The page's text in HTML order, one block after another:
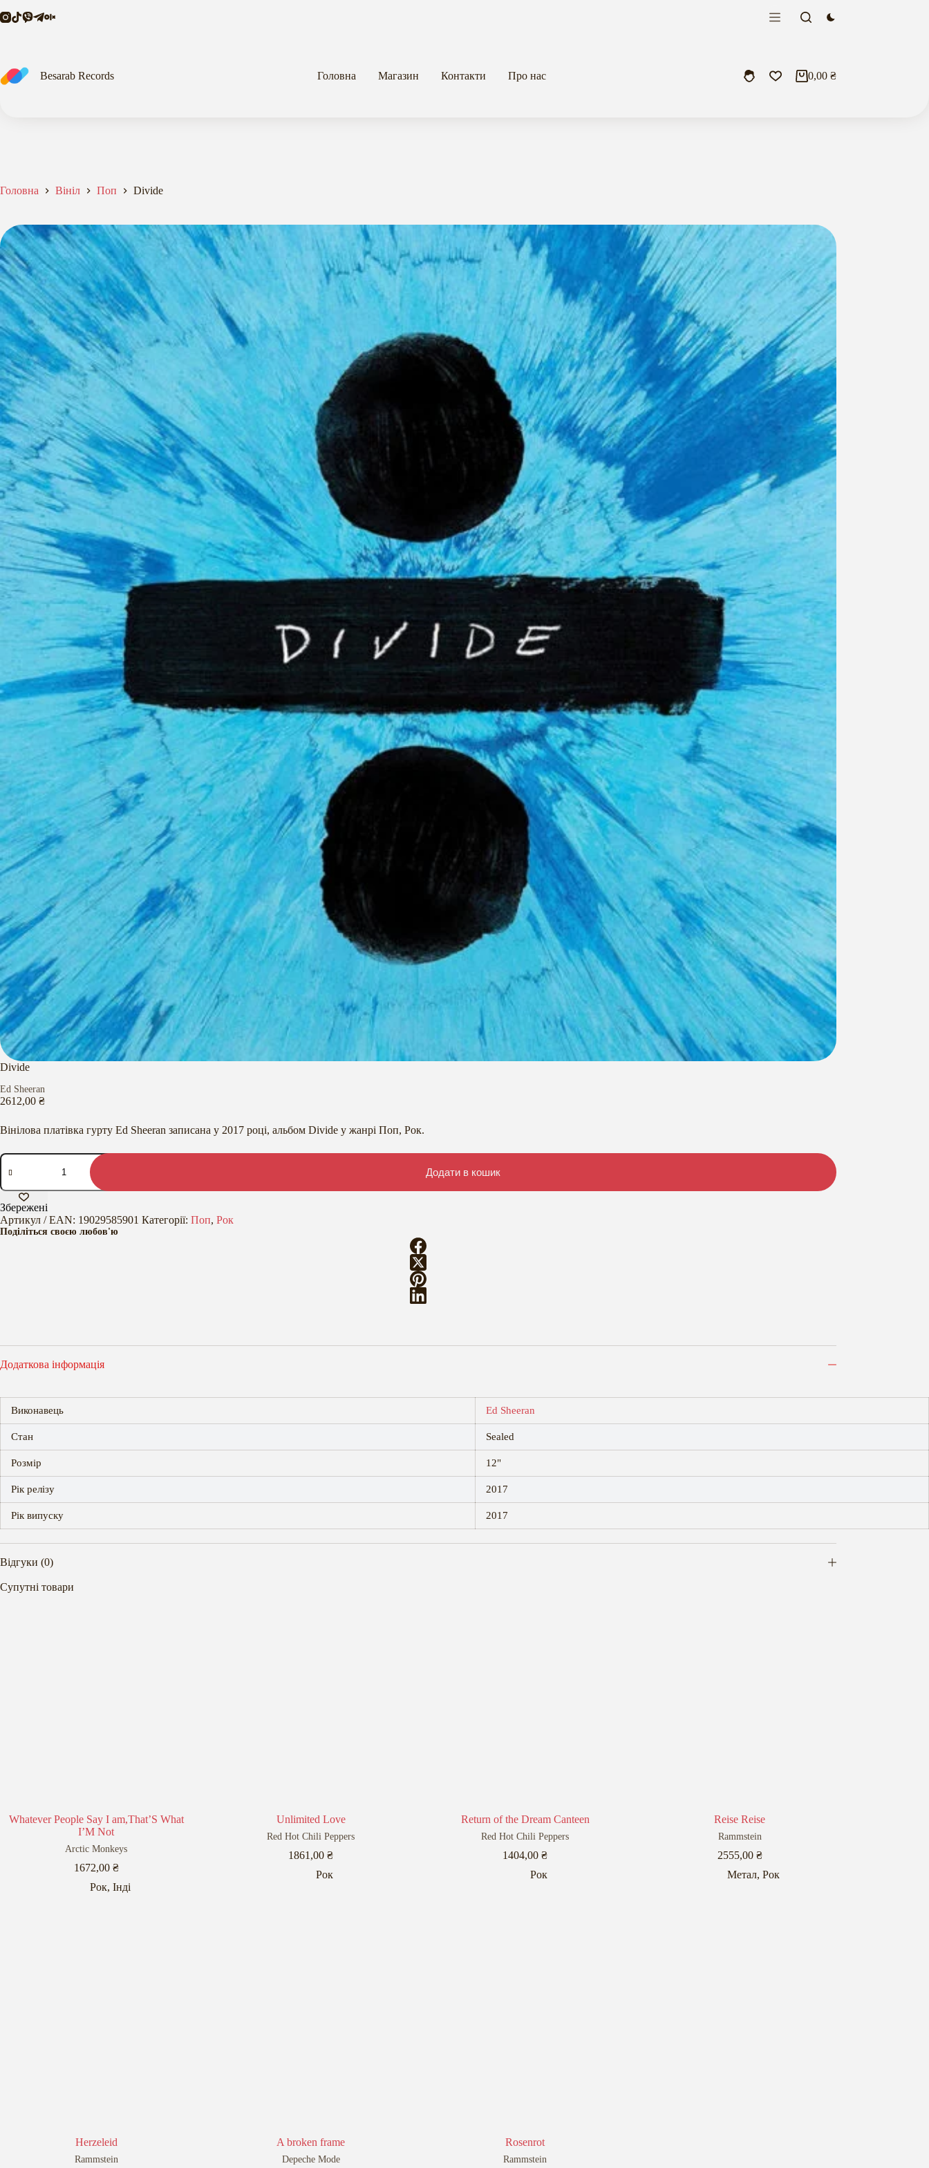
до
Besarab Records Головна Магазин Контакти Про нас Кошик
0,00 ₴
Головна Вініл Поп Divide
Divide
Ed Sheeran
2612,00 ₴
Вінілова платівка гурту Ed Sheeran записана у 2017 році, альбом Divide у жанрі Поп, Рок.
Divide
кількість
Додати в кошик
Збережені
Артикул / EAN: 19029585901 Категорії: Поп, Рок
Поділіться своєю любов'ю
Додаткова інформація
Виконавець Ed Sheeran
Стан Sealed
Розмір 12"
Рік релізу 2017
Рік випуску 2017
Відгуки (0)
Супутні товари
Whatever People Say I am,That’S What
I’M Not
Arctic Monkeys
1672,00 ₴
Рок, Інді
Unlimited Love
Red Hot Chili Peppers
1861,00₴
Рок
Return of the Dream Canteen
Red Hot Chili Peppers
1404,00₴
Рок
Reise Reise
Rammstein
2555,00 ₴
Метал,Рок
Herzeleid
Rammstein
A broken frame
Depeche Mode
Rosenrot
Rammstein